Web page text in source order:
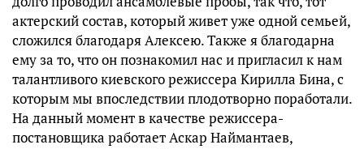
актерский состав, который живет уже одной семьей,
сложился благодаря Алексею. Также я благодарна
ему за то, что он познакомил нас и пригласил к нам
талантливого киевского режиссера Кирилла Бина, с
которым мы впоследствии плодотворно поработали.
На данный момент в качестве режиссера-
постановщика работает Аскар Наймантаев,